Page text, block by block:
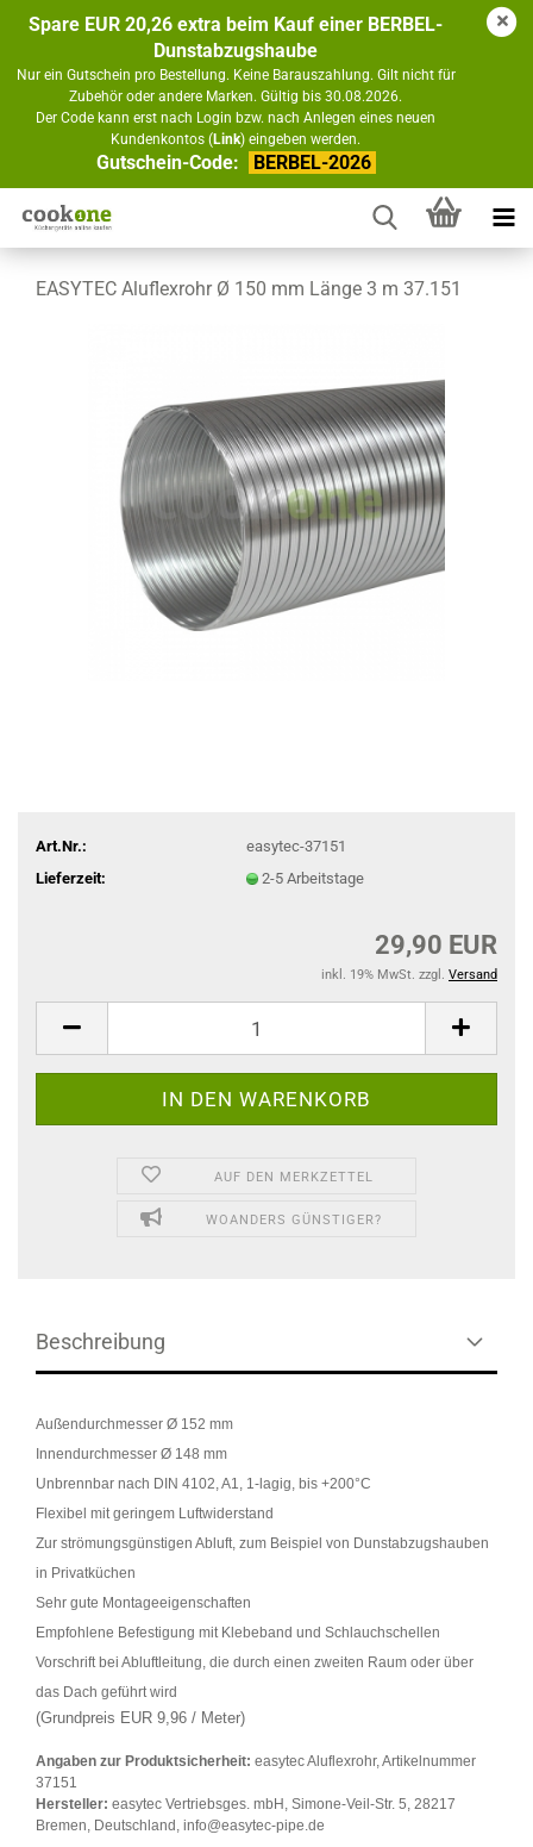
Spare EUR 20,26 extra beim Kauf einer BERBEL-
Dunstabzugshaube
Nur ein Gutschein pro Bestellung. Keine Barauszahlung. Gilt nicht für
Zubehör oder andere Marken. Gültig bis 30.08.2026.
Der Code kann erst nach Login bzw. nach Anlegen eines neuen
Kundenkontos (Link) eingeben werden.
Gutschein-Code: BERBEL-2026
EASYTEC Aluflexrohr Ø 150 mm Länge 3 m 37.151
Art.Nr.:
easytec-37151
Lieferzeit:
2-5 Arbeitstage
29,90 EUR
inkl. 19% MwSt. zzgl. Versand
AUF DEN MERKZETTEL
WOANDERS GÜNSTIGER?
Beschreibung
Außendurchmesser Ø 152 mm
Innendurchmesser Ø 148 mm
Unbrennbar nach DIN 4102, A1, 1-lagig, bis +200°C
Flexibel mit geringem Luftwiderstand
Zur strömungsgünstigen Abluft, zum Beispiel von Dunstabzugshauben
in Privatküchen
Sehr gute Montageeigenschaften
Empfohlene Befestigung mit Klebeband und Schlauchschellen
Vorschrift bei Abluftleitung, die durch einen zweiten Raum oder über
das Dach geführt wird
(Grundpreis EUR 9,96 / Meter)
Angaben zur Produktsicherheit: easytec Aluflexrohr, Artikelnummer
37151
Hersteller: easytec Vertriebsges. mbH, Simone-Veil-Str. 5, 28217
Bremen, Deutschland, info@easytec-pipe.de